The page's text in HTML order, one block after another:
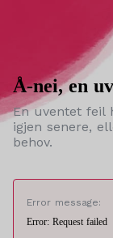
Å-nei, en
En uventet feil
igjen senere,
behov.
Error message:
Error: Request failed